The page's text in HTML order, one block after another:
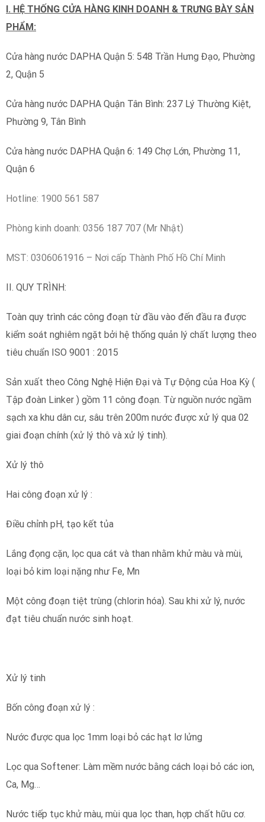
I. HỆ THỐNG CỬA HÀNG KINH DOANH & TRƯNG BÀY SẢN
PHẨM:
Cửa hàng nước DAPHA Quận 5: 548 Trần Hưng Đạo, Phường
2, Quận 5
Cửa hàng nước DAPHA Quận Tân Bình: 237 Lý Thường Kiệt,
Phường 9, Tân Bình
Cửa hàng nước DAPHA Quận 6: 149 Chợ Lớn, Phường 11,
Quận 6
Hotline: 1900 561 587
Phòng kinh doanh: 0356 187 707 (Mr Nhật)
MST: 0306061916 – Nơi cấp Thành Phố Hồ Chí Minh
II. QUY TRÌNH:
Toàn quy trình các công đoạn từ đầu vào đến đầu ra được
kiểm soát nghiêm ngặt bởi hệ thống quản lý chất lượng theo
tiêu chuẩn ISO 9001 : 2015
Sản xuất theo Công Nghệ Hiện Đại và Tự Động của Hoa Kỳ (
Tập đoàn Linker ) gồm 11 công đoạn. Từ nguồn nước ngầm
sạch xa khu dân cư, sâu trên 200m nước được xử lý qua 02
giai đoạn chính (xử lý thô và xử lý tinh).
Xử lý thô
Hai công đoạn xử lý :
Điều chỉnh pH, tạo kết tủa
Lắng đọng cặn, lọc qua cát và than nhằm khử màu và mùi,
loại bỏ kim loại nặng như Fe, Mn
Một công đoạn tiệt trùng (chlorin hóa). Sau khi xử lý, nước
đạt tiêu chuẩn nước sinh hoạt.
Xử lý tinh
Bốn công đoạn xử lý :
Nước được qua lọc 1mm loại bỏ các hạt lơ lửng
Lọc qua Softener: Làm mềm nước bằng cách loại bỏ các ion,
Ca, Mg…
Nước tiếp tục khử màu, mùi qua lọc than, hợp chất hữu cơ.